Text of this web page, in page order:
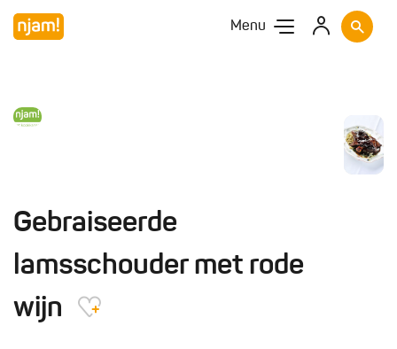
Menu
Gebraiseerde
lamsschouder met rode
wijn